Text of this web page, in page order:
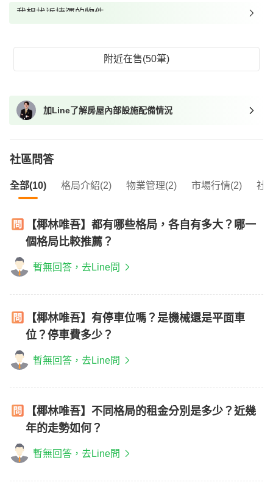
我想找近捷運的物件
我想找配備瓦斯爐的物件
我想找具垃圾處理的物件
我想找近捷運的物件
附近在售(50筆)
加Line了解房屋內部設施配備情況
社區問答
全部(10) 格局介紹(2) 物業管理(2) 市場行情(2) 社
【椰林唯吾】都有哪些格局，各自有多大？哪一
個格局比較推薦？
暫無回答，去Line問
【椰林唯吾】有停車位嗎？是機械還是平面車
位？停車費多少？
暫無回答，去Line問
【椰林唯吾】不同格局的租金分別是多少？近幾
年的走勢如何？
暫無回答，去Line問